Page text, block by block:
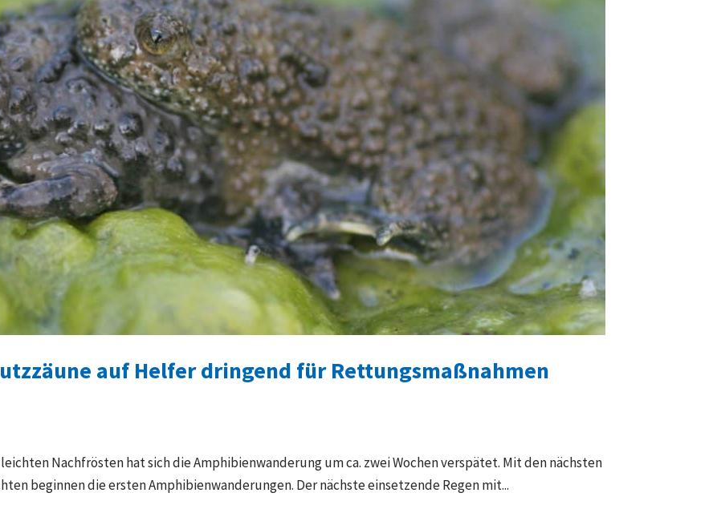
auf Helfer dringend für Rettungsmaßnahmen
Nachfrösten hat sich die Amphibienwanderung um ca. zwei Wochen verspätet. Mit den nächsten
beginnen die ersten Amphibienwanderungen. Der nächste einsetzende Regen mit...